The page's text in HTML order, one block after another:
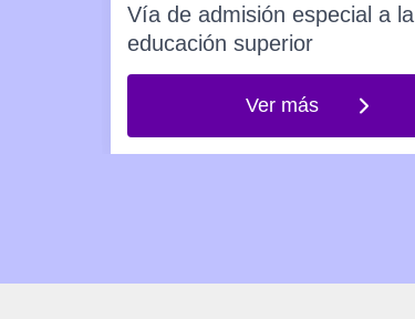
Vía de admisión especial a la
educación superior
Ver más